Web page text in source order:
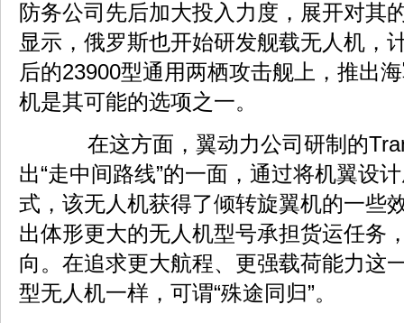
防务公司先后加大投入力度，展开对其
显示，俄罗斯也开始研发舰载无人机，
后的23900型通用两栖攻击舰上，推出
机是其可能的选项之一。
在这方面，翼动力公司研制的
出“走中间路线”的一面，通过将机翼设
式，该无人机获得了倾转旋翼机的一些
出体形更大的无人机型号承担货运任务
向。在追求更大航程、更强载荷能力这
型无人机一样，可谓“殊途同归”。